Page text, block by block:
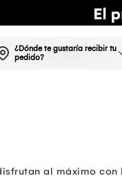
¿Dónde te gustaría recibir tu
pedido?
al máximo